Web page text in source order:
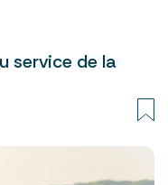
service de la